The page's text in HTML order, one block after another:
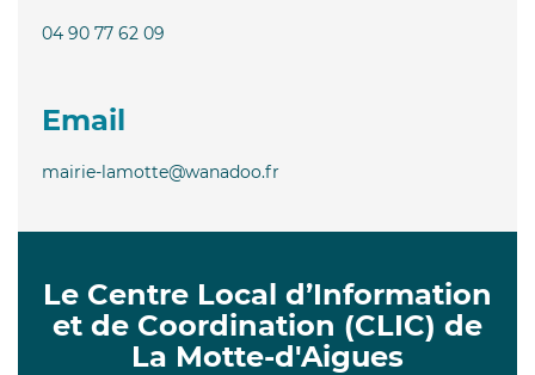
04 90 77 62 09
Email
mairie-lamotte@wanadoo.fr
Le Centre Local d’Information
et de Coordination (CLIC) de
La Motte-d'Aigues